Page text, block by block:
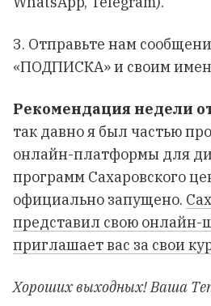
3. Отправьте нам
«ПОДПИСКА» и своим
Рекомендация недели
так давно я был частью
онлайн-платформы для
программ Сахаровского
официально запущено.
представил свою онлайн-
приглашает вас за свои
Хороших выходных! Ваша